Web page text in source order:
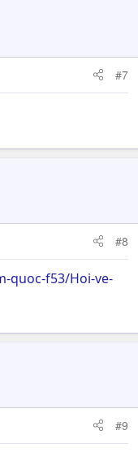
#7
#8
quoc-f53/Hoi-ve-
#9